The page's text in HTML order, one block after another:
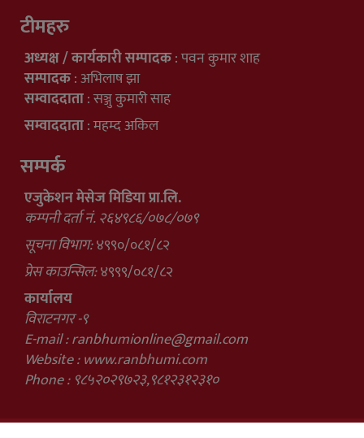
टीमहरु
अध्यक्ष / कार्यकारी सम्पादक: पवन कुमार शाह
सम्पादक: अभिलाष झा
सम्वाददाता: सञ्जु कुमारी साह
सम्वाददाता: महम्द अकिल
सम्पर्क
एजुकेशन मेसेज मिडिया प्रा.लि.
कम्पनी दर्ता नं. २६४९८६/०७८/०७९
सूचना विभाग:४९९०/०८१/८२
प्रेस काउन्सिल:४९९९/०८१/८२
कार्यालय
विराटनगर -९
E-mail :ranbhumionline@gmail.com
Website : www.ranbhumi.com
Phone : ९८५२०२९७२३,९८१२३१२३१०